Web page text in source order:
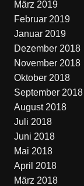
März 2019
Februar 2019
Januar 2019
Dezember 2018
November 2018
Oktober 2018
September 2018
August 2018
Juli 2018
Juni 2018
Mai 2018
April 2018
März 2018